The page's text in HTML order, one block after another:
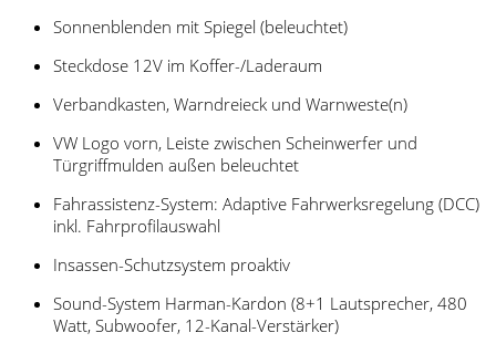
Sonnenblenden mit Spiegel (beleuchtet)
Steckdose 12V im Koffer-/Laderaum
Verbandkasten, Warndreieck und Warnweste(n)
VW Logo vorn, Leiste zwischen Scheinwerfer und
Türgriffmulden außen beleuchtet
Fahrassistenz-System: Adaptive Fahrwerksregelung (DCC)
inkl. Fahrprofilauswahl
Insassen-Schutzsystem proaktiv
Sound-System Harman-Kardon (8+1 Lautsprecher, 480
Watt, Subwoofer, 12-Kanal-Verstärker)